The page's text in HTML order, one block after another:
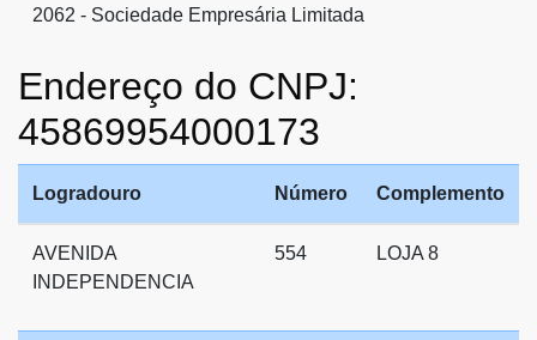
2062 - Sociedade Empresária Limitada
Endereço do CNPJ:
45869954000173
Logradouro Número Complemento
AVENIDA
INDEPENDENCIA
554 LOJA 8